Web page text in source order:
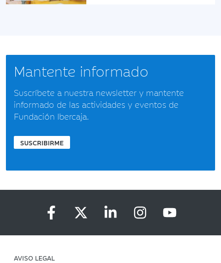
Mantente informado
Suscríbete a nuestra newsletter y mantente
informado de las actividades y eventos de
Fundación Ibercaja.
SUSCRIBIRME
AVISO LEGAL